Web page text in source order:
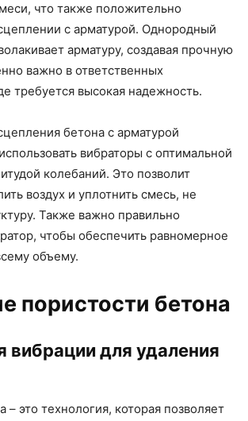
что также положительно
с арматурой. Однородный
арматуру, создавая прочную
важно в ответственных
требуется высокая надежность.
бетона с арматурой
вибраторы с оптимальной
колебаний. Это позволит
воздух и уплотнить смесь, не
Также важно правильно
чтобы обеспечить равномерное
объему.
пористости бетона
вибрации для удаления
– это технология, которая позволяет